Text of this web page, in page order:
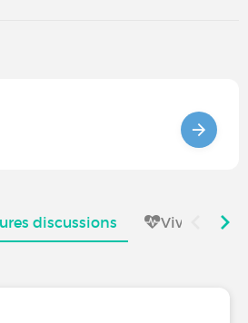
discussions Vivre avec